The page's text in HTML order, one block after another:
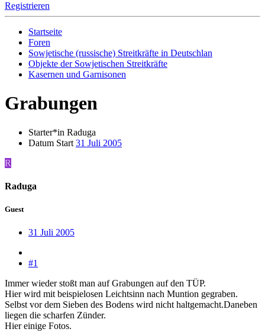
Registrieren
Startseite
Foren
Sowjetische (russische) Streitkräfte in Deutschlan
Objekte der Sowjetischen Streitkräfte
Kasernen und Garnisonen
Grabungen
Starter*in Raduga
Datum Start 31 Juli 2005
R
Raduga
Guest
31 Juli 2005
#1
Immer wieder stoßt man auf Grabungen auf den TÜP.
Hier wird mit beispielosen Leichtsinn nach Muntion gegraben.
Selbst vor dem Sieben des Bodens wird nicht haltgemacht.Daneben
liegen die scharfen Zünder.
Hier einige Fotos.